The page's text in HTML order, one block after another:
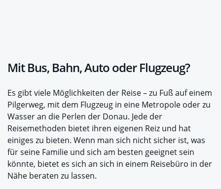
Mit Bus, Bahn, Auto oder Flugzeug?
Es gibt viele Möglichkeiten der Reise – zu Fuß auf einem
Pilgerweg, mit dem Flugzeug in eine Metropole oder zu
Wasser an die Perlen der Donau. Jede der
Reisemethoden bietet ihren eigenen Reiz und hat
einiges zu bieten. Wenn man sich nicht sicher ist, was
für seine Familie und sich am besten geeignet sein
könnte, bietet es sich an sich in einem Reisebüro in der
Nähe beraten zu lassen.